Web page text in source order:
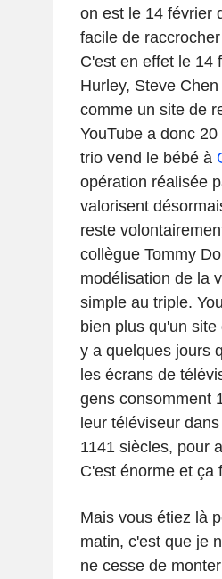
on est le 14 février
facile de
C'est en effet le 14
Hurley, Steve
comme un site de
YouTube a donc
trio vend le bébé à
opération réalisée
valorisent
reste
collègue Tommy
modélisation de la
simple au triple.
bien plus qu'un
y a quelques jours
les écrans de
gens consomment
leur téléviseur
1141 siècles, pour
C'est énorme et ça
Mais vous étiez là
matin, c'est que je
ne cesse de